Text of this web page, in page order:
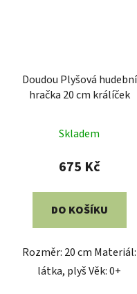
Doudou Plyšová hudební
hračka 20 cm králíček
Skladem
675 Kč
DO KOŠÍKU
Rozměr: 20 cm Materiál:
látka, plyš Věk: 0+